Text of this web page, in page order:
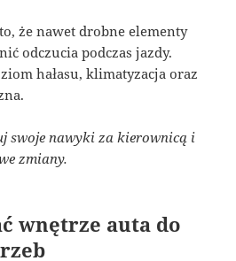
że nawet drobne elementy
odczucia podczas jazdy.
hałasu, klimatyzacja oraz
swoje nawyki za kierownicą i
zmiany.
wnętrze auta do